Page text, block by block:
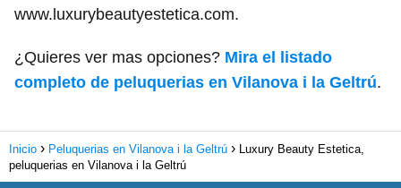
www.luxurybeautyestetica.com.
¿Quieres ver mas opciones? Mira el listado
completo de peluquerias en Vilanova i la Geltrú.
Inicio Peluquerias en Vilanova i la Geltrú
Luxury Beauty Estetica,
peluquerias en Vilanova i la Geltrú